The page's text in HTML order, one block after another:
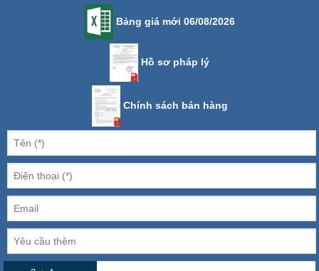
Bảng giá mới 06/08/2026
Hồ sơ pháp lý
Chính sách bán hàng